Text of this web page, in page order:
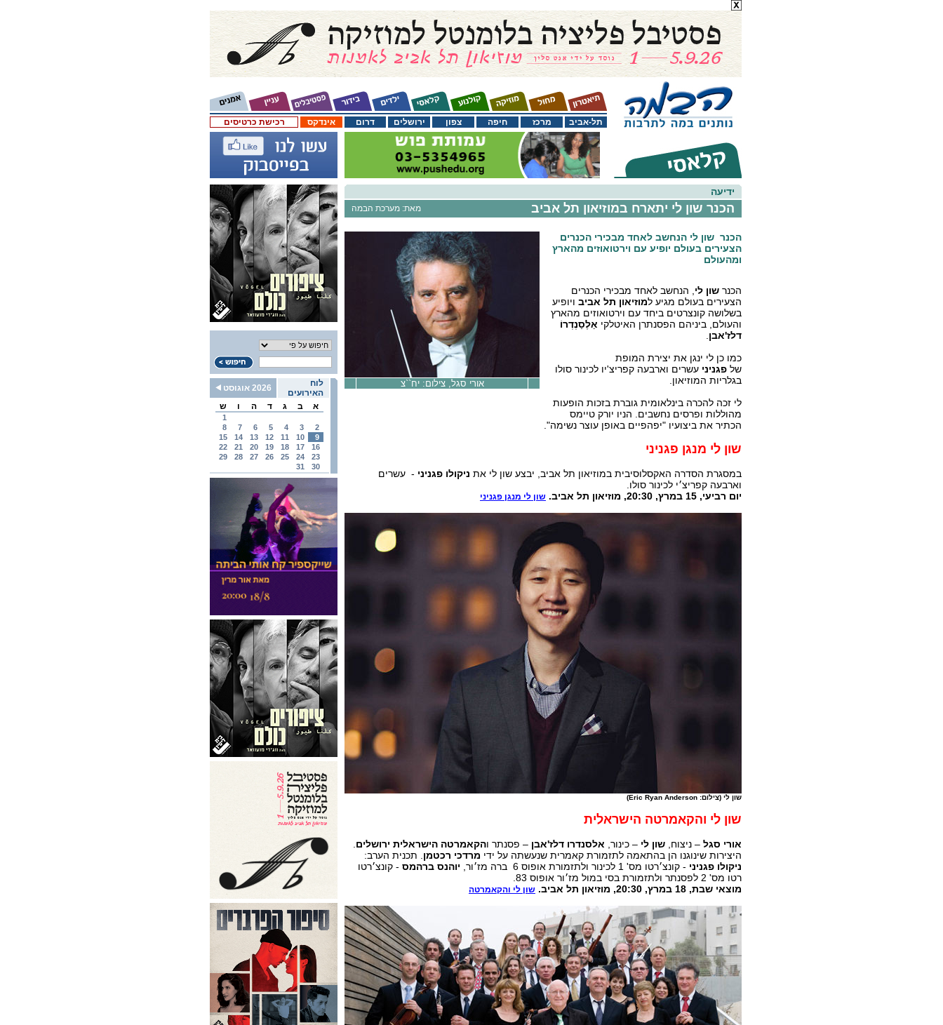
רכישת כרטיסים אינדקס דרום ירושלים צפון חיפה מרכז תל-אביב
לוח
האירועים
2026 אוגוסט
א
ב ג ד ה ו ש
1
2
3
4
5
6
7
8
9
10
11
12
13
14
15
16
17
18
19
20
21
22
23
24
25
26
27
28
29
30
31
ידיעה
מאת: מערכת הבמה הכנר שון לי יתארח במוזיאון תל אביב
אורי סגל, צילום: יח``צ
הכנר שון לי הנחשב לאחד מבכירי הכנרים
הצעירים בעולם יופיע עם וירטואוזים מהארץ
ומהעולם
הכנר שון לי , הנחשב לאחד מבכירי הכנרים
הצעירים בעולם מגיע למוזיאון תל אביב ויופיע
בשלושה קונצרטים ביחד עם וירטואוזים מהארץ
והעולם, ביניהם הפסנתרן האיטלקי אַלֶסַנְדְרוֹ
דלז'אבן
כמו כן לי ינגן את יצירת המופת
של פגניני עשרים וארבעה קפריצ'יו לכינור סולו
בגלריות המוזיאון.
לי זכה להכרה בינלאומית גוברת בזכות הופעות
מהוללות ופרסים נחשבים. הניו יורק טיימס
הכתיר את ביצועיו "יפהפיים באופן עוצר נשימה".
שון לי מנגן פגניני
במסגרת הסדרה האקסלוסיבית במוזיאון תל אביב, יבצע שון לי את ניקולו פגניני - עשרים
וארבעה קפריצ׳י לכינור סולו.
יום רביעי, 15 במרץ, 20:30, מוזיאון תל אביב.
שון לי מנגן פגניני
שון לי (צילום: Eric Ryan Anderson)
שון לי והקאמרטה הישראלית
אורי סגל – ניצוח, שון לי – כינור, אלסנדרו דלז'אבן – פסנתר והקאמרטה הישראלית ירושלים
היצירות שינוגנו הן בהתאמה לתזמורת קאמרית שנעשתה על ידי מרדכי רכטמן . תכנית הערב:
ניקולו פגניני - קונצ׳רטו מס' 1 לכינור ולתזמורת אופוס 6 ברה מז׳ור, יוהנס ברהמס - קונצ׳רטו
רטו מס' 2 לפסנתר ולתזמורת בסי במול מז׳ור אופוס 83.
מוצאי שבת, 18 במרץ, 20:30, מוזיאון תל אביב.
שון לי והקאמרטה